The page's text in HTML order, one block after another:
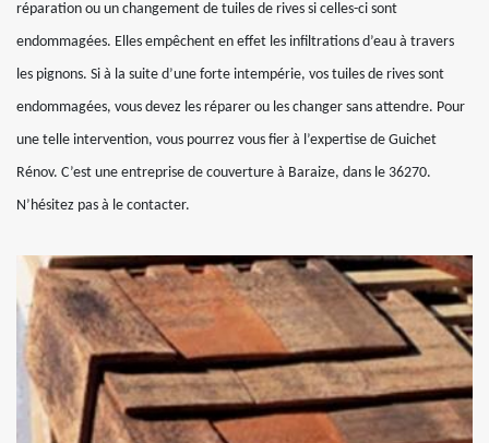
réparation ou un changement de tuiles de rives si celles-ci sont
endommagées. Elles empêchent en effet les infiltrations d’eau à travers
les pignons. Si à la suite d’une forte intempérie, vos tuiles de rives sont
endommagées, vous devez les réparer ou les changer sans attendre. Pour
une telle intervention, vous pourrez vous fier à l’expertise de Guichet
Rénov. C’est une entreprise de couverture à Baraize, dans le 36270.
N’hésitez pas à le contacter.